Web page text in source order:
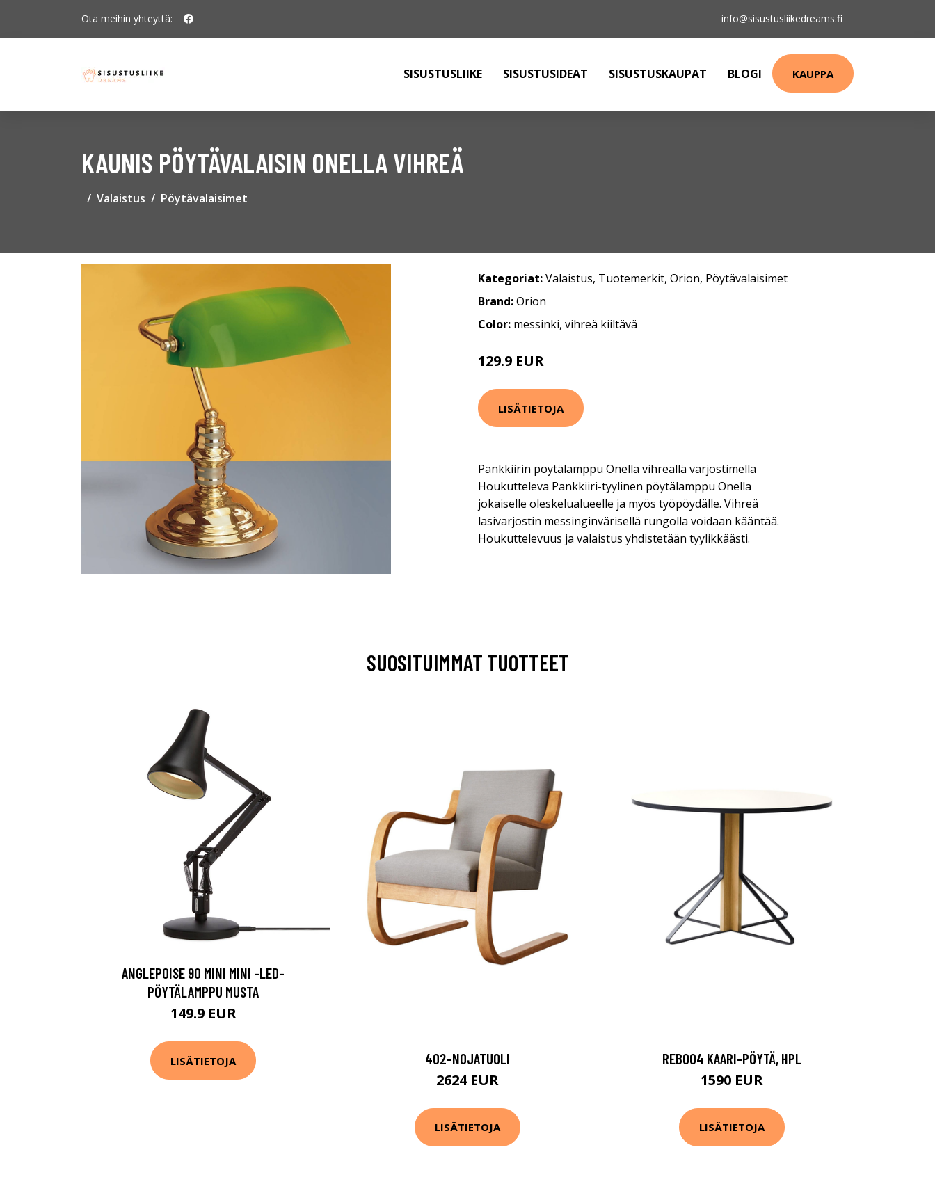
Ota meihin yhteyttä: info@sisustusliikedreams.fi
SISUSTUSLIIKE SISUSTUSIDEAT SISUSTUSKAUPAT BLOGI KAUPPA
KAUNIS PÖYTÄVALAISIN ONELLA VIHREÄ
Valaistus Pöytävalaisimet
Kategoriat:Valaistus, Tuotemerkit, Orion, Pöytävalaisimet
Brand:Orion
Color: messinki, vihreä kiiltävä
129.9 EUR
LISÄTIETOJA
Pankkiirin pöytälamppu Onella vihreällä varjostimella
Houkutteleva Pankkiiri-tyylinen pöytälamppu Onella
jokaiselle oleskelualueelle ja myös työpöydälle. Vihreä
lasivarjostin messinginvärisellä rungolla voidaan kääntää.
Houkuttelevuus ja valaistus yhdistetään tyylikkäästi.
SUOSITUIMMAT TUOTTEET
ANGLEPOISE 90 MINI MINI -LED-
PÖYTÄLAMPPU MUSTA
149.9 EUR
LISÄTIETOJA 402-NOJATUOLI
2624 EUR
LISÄTIETOJA
REB004 KAARI-PÖYTÄ, HPL
1590 EUR
LISÄTIETOJA